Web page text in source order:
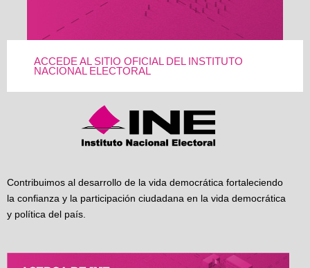
ACCEDE AL SITIO OFICIAL DEL INSTITUTO
NACIONAL ELECTORAL
Contribuimos al desarrollo de la vida democrática fortaleciendo
la confianza y la participación ciudadana en la vida democrática
y política del país.